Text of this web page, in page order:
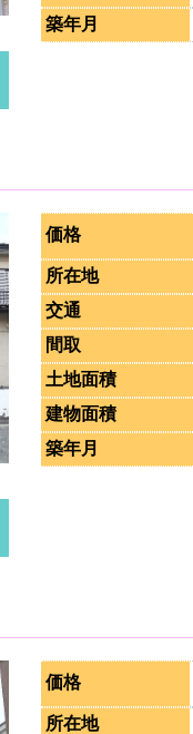
築年月
価格
所在地
交通
間取
土地面積
建物面積
築年月
価格
所在地